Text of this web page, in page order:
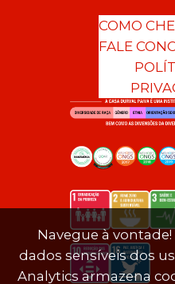
COMO
FALE
Navegue à
dados sensíveis dos
Analytics armazena